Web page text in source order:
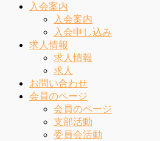
入会案内
入会案内
入会申し込み
求人情報
求人情報
求人
お問い合わせ
会員のページ
会員のページ
支部活動
委員会活動